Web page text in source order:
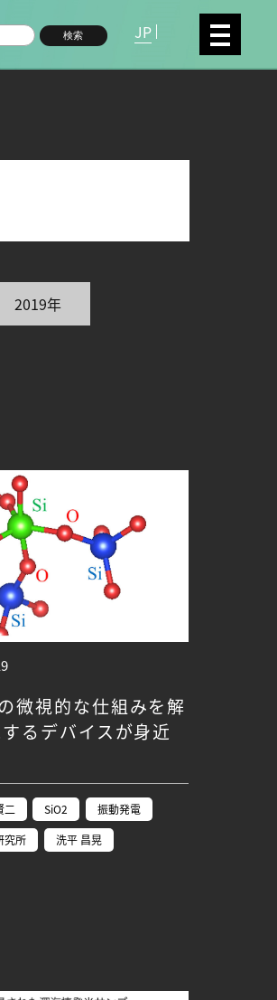
検索 JP
環境学研究科 (66)
2019年
微視的な仕組みを解
るデバイスが身近
二 SiO2
振動発電
究所
洗平 昌晃